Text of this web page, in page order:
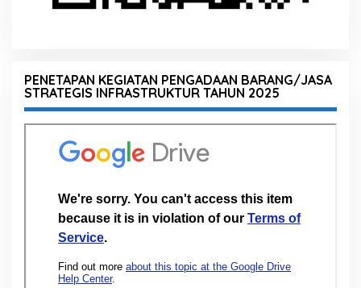
PENETAPAN KEGIATAN PENGADAAN BARANG/JASA
STRATEGIS INFRASTRUKTUR TAHUN 2025